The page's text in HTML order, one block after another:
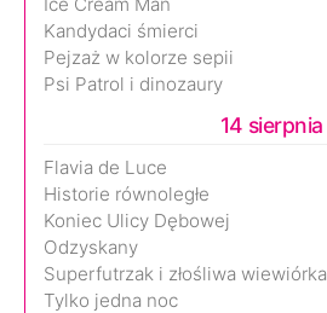
Kandydaci śmierci
Pejzaż w kolorze sepii
Psi Patrol i dinozaury
14 sierpnia
Flavia de Luce
Historie równoległe
Koniec Ulicy Dębowej
Odzyskany
Superfutrzak i złośliwa wiewiórka
Tylko jedna noc